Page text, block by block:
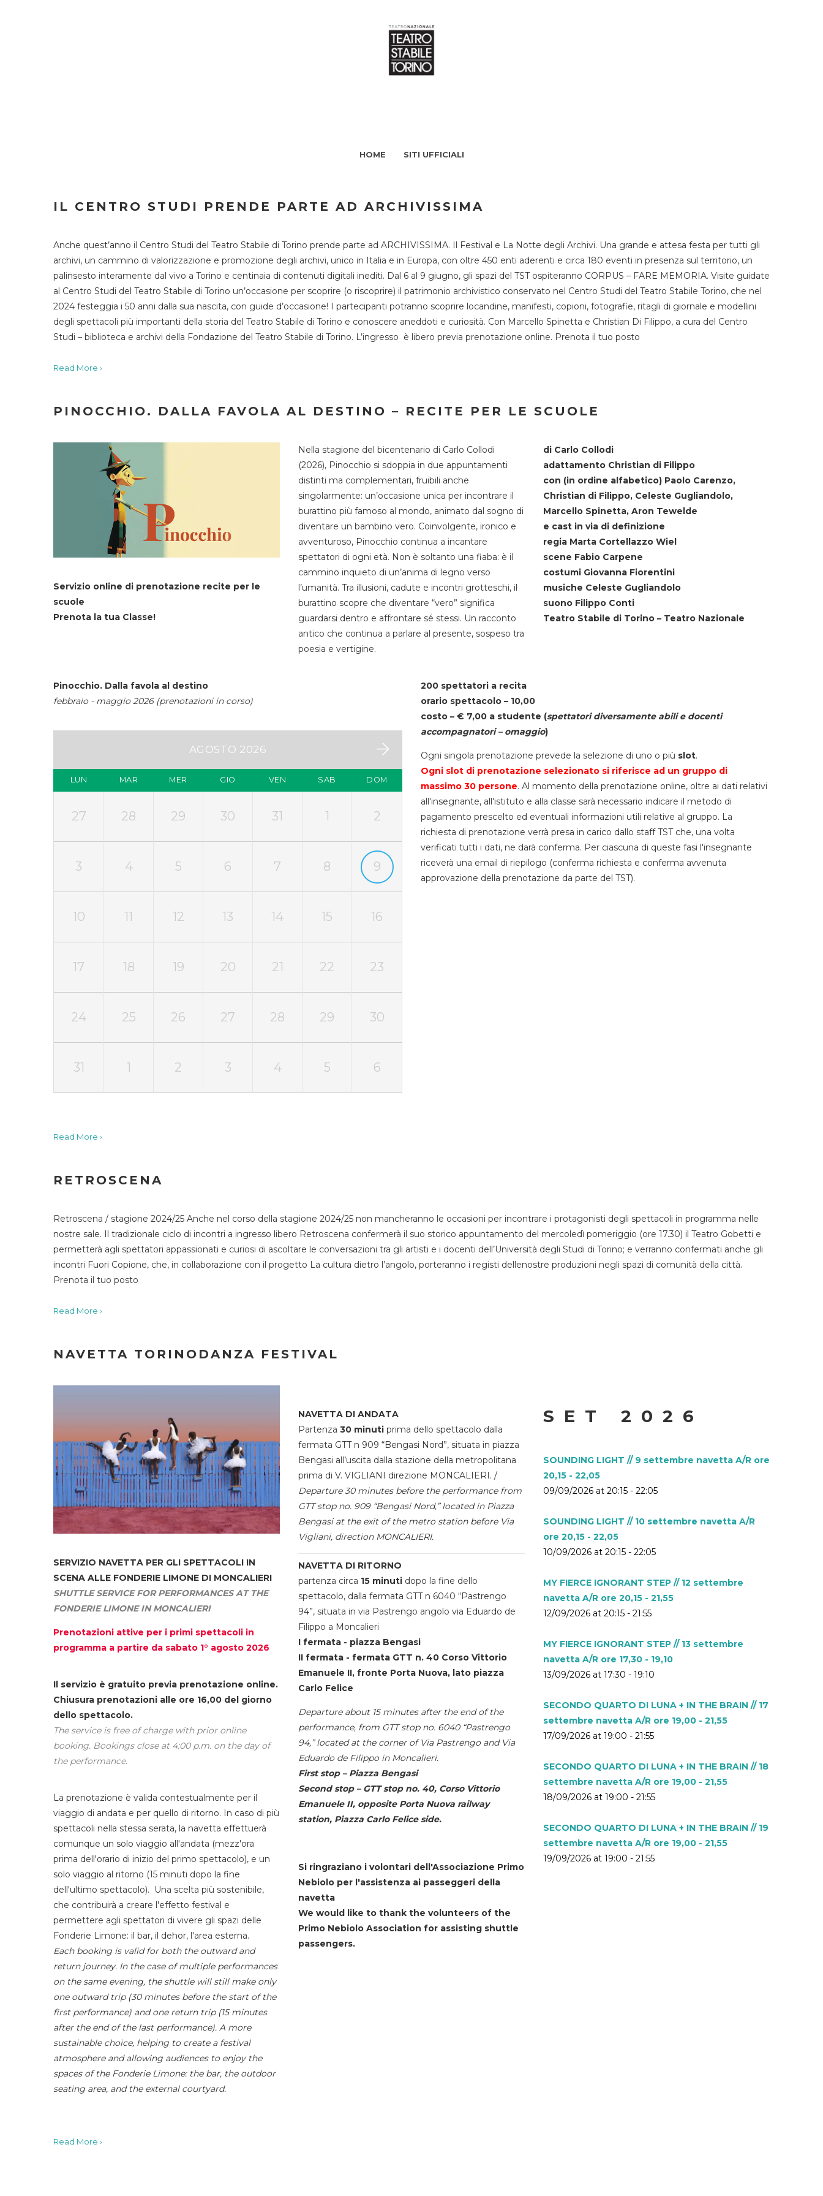
HOME SITI UFFICIALI
IL CENTRO STUDI PRENDE PARTE AD ARCHIVISSIMA
Anche quest’anno il Centro Studi del Teatro Stabile di Torino prende parte ad ARCHIVISSIMA. Il Festival e La Notte degli Archivi. Una grande e attesa festa per tutti gli
archivi, un cammino di valorizzazione e promozione degli archivi, unico in Italia e in Europa, con oltre 450 enti aderenti e circa 180 eventi in presenza sul territorio, un
palinsesto interamente dal vivo a Torino e centinaia di contenuti digitali inediti. Dal 6 al 9 giugno, gli spazi del TST ospiteranno CORPUS – FARE MEMORIA. Visite guidate
al Centro Studi del Teatro Stabile di Torino un’occasione per scoprire (o riscoprire) il patrimonio archivistico conservato nel Centro Studi del Teatro Stabile Torino, che nel
2024 festeggia i 50 anni dalla sua nascita, con guide d’occasione! I partecipanti potranno scoprire locandine, manifesti, copioni, fotografie, ritagli di giornale e modellini
degli spettacoli più importanti della storia del Teatro Stabile di Torino e conoscere aneddoti e curiosità. Con Marcello Spinetta e Christian Di Filippo, a cura del Centro
Studi – biblioteca e archivi della Fondazione del Teatro Stabile di Torino. L’ingresso è libero previa prenotazione online. Prenota il tuo posto
Read More ›
PINOCCHIO. DALLA FAVOLA AL DESTINO – RECITE PER LE SCUOLE
Servizio online di prenotazione recite per le
scuole
Prenota la tua Classe!
Nella stagione del bicentenario di Carlo Collodi
(2026), Pinocchio si sdoppia in due appuntamenti
distinti ma complementari, fruibili anche
singolarmente: un’occasione unica per incontrare il
burattino più famoso al mondo, animato dal sogno di
diventare un bambino vero. Coinvolgente, ironico e
avventuroso, Pinocchio continua a incantare
spettatori di ogni età. Non è soltanto una fiaba: è il
cammino inquieto di un’anima di legno verso
l’umanità. Tra illusioni, cadute e incontri grotteschi, il
burattino scopre che diventare “vero” significa
guardarsi dentro e affrontare sé stessi. Un racconto
antico che continua a parlare al presente, sospeso tra
poesia e vertigine.
di Carlo Collodi
adattamento Christian di Filippo
con (in ordine alfabetico) Paolo Carenzo,
Christian di Filippo, Celeste Gugliandolo,
Marcello Spinetta, Aron Tewelde
e cast in via di definizione
regia Marta Cortellazzo Wiel
scene Fabio Carpene
costumi Giovanna Fiorentini
musiche Celeste Gugliandolo
suono Filippo Conti
Teatro Stabile di Torino – Teatro Nazionale
Pinocchio. Dalla favola al destino
febbraio - maggio 2026 (prenotazioni in corso)
AGOSTO 2026
LUN MAR MER GIO VEN SAB DOM
27 28 29 30 31 1 2
3 4 5 6 7 8 9
10 11 12 13 14 15 16
17 18 19 20 21 22 23
24 25 26 27 28 29 30
31 1 2 3 4 5 6
200 spettatori a recita
orario spettacolo – 10,00
costo – € 7,00 a studente (spettatori diversamente abili e docenti
accompagnatori – omaggio)
Ogni singola prenotazione prevede la selezione di uno o più slot.
Ogni slot di prenotazione selezionato si riferisce ad un gruppo di
massimo 30 persone. Al momento della prenotazione online, oltre ai dati relativi
all'insegnante, all'istituto e alla classe sarà necessario indicare il metodo di
pagamento prescelto ed eventuali informazioni utili relative al gruppo. La
richiesta di prenotazione verrà presa in carico dallo staff TST che, una volta
verificati tutti i dati, ne darà conferma. Per ciascuna di queste fasi l'insegnante
riceverà una email di riepilogo (conferma richiesta e conferma avvenuta
approvazione della prenotazione da parte del TST).
Read More ›
RETROSCENA
Retroscena / stagione 2024/25 Anche nel corso della stagione 2024/25 non mancheranno le occasioni per incontrare i protagonisti degli spettacoli in programma nelle
nostre sale. Il tradizionale ciclo di incontri a ingresso libero Retroscena confermerà il suo storico appuntamento del mercoledì pomeriggio (ore 17.30) il Teatro Gobetti e
permetterà agli spettatori appassionati e curiosi di ascoltare le conversazioni tra gli artisti e i docenti dell’Università degli Studi di Torino; e verranno confermati anche gli
incontri Fuori Copione, che, in collaborazione con il progetto La cultura dietro l’angolo, porteranno i registi dellenostre produzioni negli spazi di comunità della città.
Prenota il tuo posto
Read More ›
NAVETTA TORINODANZA FESTIVAL
SERVIZIO NAVETTA PER GLI SPETTACOLI IN
SCENA ALLE FONDERIE LIMONE DI MONCALIERI
SHUTTLE SERVICE FOR PERFORMANCES AT THE
FONDERIE LIMONE IN MONCALIERI
Prenotazioni attive per i primi spettacoli in
programma a partire da sabato 1° agosto 2026
Il servizio è gratuito previa prenotazione online.
Chiusura prenotazioni alle ore 16,00 del giorno
dello spettacolo.
The service is free of charge with prior online
booking. Bookings close at 4:00 p.m. on the day of
the performance.
La prenotazione è valida contestualmente per il
viaggio di andata e per quello di ritorno. In caso di più
spettacoli nella stessa serata, la navetta effettuerà
comunque un solo viaggio all'andata (mezz'ora
prima dell'orario di inizio del primo spettacolo), e un
solo viaggio al ritorno (15 minuti dopo la fine
dell'ultimo spettacolo). Una scelta più sostenibile,
che contribuirà a creare l'effetto festival e
permettere agli spettatori di vivere gli spazi delle
Fonderie Limone: il bar, il dehor, l'area esterna.
Each booking is valid for both the outward and
return journey. In the case of multiple performances
on the same evening, the shuttle will still make only
one outward trip (30 minutes before the start of the
first performance) and one return trip (15 minutes
after the end of the last performance). A more
sustainable choice, helping to create a festival
atmosphere and allowing audiences to enjoy the
spaces of the Fonderie Limone: the bar, the outdoor
seating area, and the external courtyard.
NAVETTA DI ANDATA
Partenza 30 minuti prima dello spettacolo dalla
fermata GTT n 909 “Bengasi Nord”, situata in piazza
Bengasi all’uscita dalla stazione della metropolitana
prima di V. VIGLIANI direzione MONCALIERI. /
Departure 30 minutes before the performance from
GTT stop no. 909 “Bengasi Nord,” located in Piazza
Bengasi at the exit of the metro station before Via
Vigliani, direction MONCALIERI.
NAVETTA DI RITORNO
partenza circa 15 minuti dopo la fine dello
spettacolo, dalla fermata GTT n 6040 “Pastrengo
94”, situata in via Pastrengo angolo via Eduardo de
Filippo a Moncalieri
I fermata - piazza Bengasi
II fermata - fermata GTT n. 40 Corso Vittorio
Emanuele II, fronte Porta Nuova, lato piazza
Carlo Felice
Departure about 15 minutes after the end of the
performance, from GTT stop no. 6040 “Pastrengo
94,” located at the corner of Via Pastrengo and Via
Eduardo de Filippo in Moncalieri.
First stop – Piazza Bengasi
Second stop – GTT stop no. 40, Corso Vittorio
Emanuele II, opposite Porta Nuova railway
station, Piazza Carlo Felice side.
Si ringraziano i volontari dell'Associazione Primo
Nebiolo per l'assistenza ai passeggeri della
navetta
We would like to thank the volunteers of the
Primo Nebiolo Association for assisting shuttle
passengers.
SET 2026
SOUNDING LIGHT // 9 settembre navetta A/R ore
20,15 - 22,05
09/09/2026 at 20:15 - 22:05
SOUNDING LIGHT // 10 settembre navetta A/R
ore 20,15 - 22,05
10/09/2026 at 20:15 - 22:05
MY FIERCE IGNORANT STEP // 12 settembre
navetta A/R ore 20,15 - 21,55
12/09/2026 at 20:15 - 21:55
MY FIERCE IGNORANT STEP // 13 settembre
navetta A/R ore 17,30 - 19,10
13/09/2026 at 17:30 - 19:10
SECONDO QUARTO DI LUNA + IN THE BRAIN // 17
settembre navetta A/R ore 19,00 - 21,55
17/09/2026 at 19:00 - 21:55
SECONDO QUARTO DI LUNA + IN THE BRAIN // 18
settembre navetta A/R ore 19,00 - 21,55
18/09/2026 at 19:00 - 21:55
SECONDO QUARTO DI LUNA + IN THE BRAIN // 19
settembre navetta A/R ore 19,00 - 21,55
19/09/2026 at 19:00 - 21:55
Read More ›